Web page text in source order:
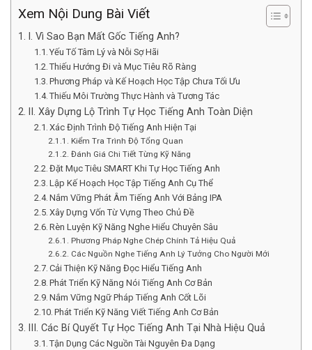
Xem Nội Dung Bài Viết
I. Vì Sao Bạn Mất Gốc Tiếng Anh?
Yếu Tố Tâm Lý và Nỗi Sợ Hãi
Thiếu Hướng Đi và Mục Tiêu Rõ Ràng
Phương Pháp và Kế Hoạch Học Tập Chưa Tối Ưu
Thiếu Môi Trường Thực Hành và Tương Tác
II. Xây Dựng Lộ Trình Tự Học Tiếng Anh Toàn Diện
Xác Định Trình Độ Tiếng Anh Hiện Tại
Kiểm Tra Trình Độ Tổng Quan
Đánh Giá Chi Tiết Từng Kỹ Năng
Đặt Mục Tiêu SMART Khi Tự Học Tiếng Anh
Lập Kế Hoạch Học Tập Tiếng Anh Cụ Thể
Nắm Vững Phát Âm Tiếng Anh Với Bảng IPA
Xây Dựng Vốn Từ Vựng Theo Chủ Đề
Rèn Luyện Kỹ Năng Nghe Hiểu Chuyên Sâu
Phương Pháp Nghe Chép Chính Tả Hiệu Quả
Các Nguồn Nghe Tiếng Anh Lý Tưởng Cho Người Mới
Cải Thiện Kỹ Năng Đọc Hiểu Tiếng Anh
Phát Triển Kỹ Năng Nói Tiếng Anh Cơ Bản
Nắm Vững Ngữ Pháp Tiếng Anh Cốt Lõi
Phát Triển Kỹ Năng Viết Tiếng Anh Cơ Bản
III. Các Bí Quyết Tự Học Tiếng Anh Tại Nhà Hiệu Quả
Tận Dụng Các Nguồn Tài Nguyên Đa Dạng